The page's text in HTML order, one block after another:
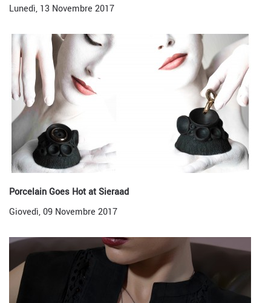
Lunedì, 13 Novembre 2017
Porcelain Goes Hot at Sieraad
Giovedì, 09 Novembre 2017